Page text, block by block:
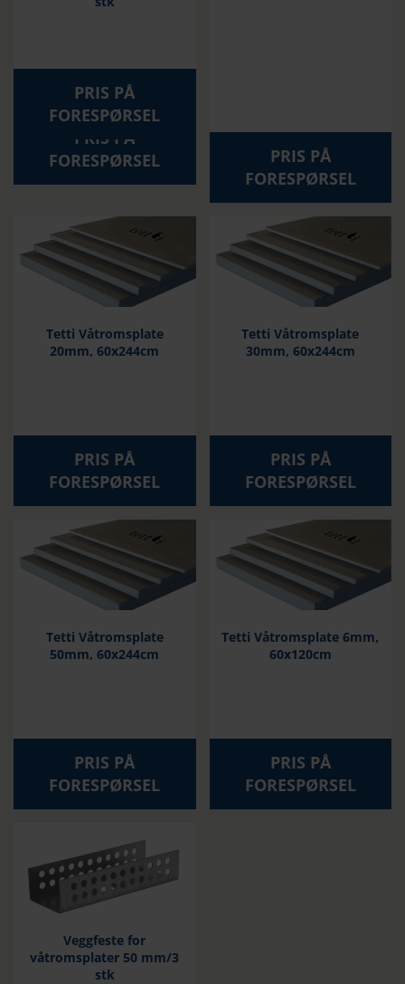
PRIS PÅ
FORESPØRSEL
PRIS PÅ
FORESPØRSEL
PRIS PÅ
FORESPØRSEL
Tetti Våtromsplate
20mm, 60x244cm
PRIS PÅ
FORESPØRSEL
Tetti Våtromsplate
30mm, 60x244cm
PRIS PÅ
FORESPØRSEL
Tetti Våtromsplate
50mm, 60x244cm
PRIS PÅ
FORESPØRSEL
Tetti Våtromsplate 6mm,
60x120cm
PRIS PÅ
FORESPØRSEL
Veggfeste for
våtromsplater 50 mm/3
stk